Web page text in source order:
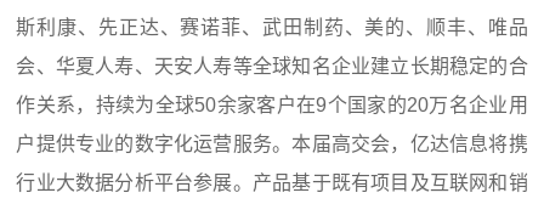
斯利康、先正达、赛诺菲、武田制药、美的、顺丰、唯品
会、华夏人寿、天安人寿等全球知名企业建立长期稳定的合
作关系，持续为全球50余家客户在9个国家的20万名企业用
户提供专业的数字化运营服务。本届高交会，亿达信息将携
行业大数据分析平台参展。产品基于既有项目及互联网和销